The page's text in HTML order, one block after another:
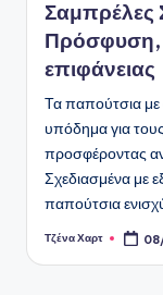
Σαμπρέλες
Πρόσφυση,
επιφάνειας
Τα παπούτσια με
υπόδημα για
προσφέροντας
Σχεδιασμένα με
παπούτσια
Posted
Τζένα Χαρτ